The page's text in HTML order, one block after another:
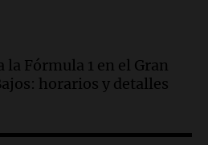
de Pourrain:
lo llevaron para
y nunca regresó"
la Fórmula 1 en el Gran
horarios y detalles